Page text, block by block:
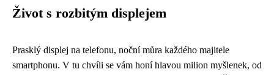
Život s rozbitým displejem
Prasklý displej na telefonu, noční můra každého majitele
smartphonu. V tu chvíli se vám honí hlavou milion myšlenek, od